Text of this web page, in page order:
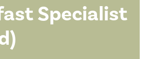
Specialist